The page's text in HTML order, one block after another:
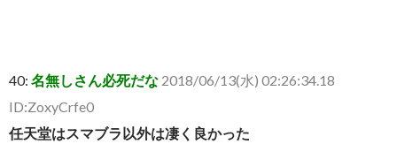
40: 名無しさん必死だな 2018/06/13(水) 02:26:34.18
ID:ZoxyCrfe0
任天堂はスマブラ以外は凄く良かった